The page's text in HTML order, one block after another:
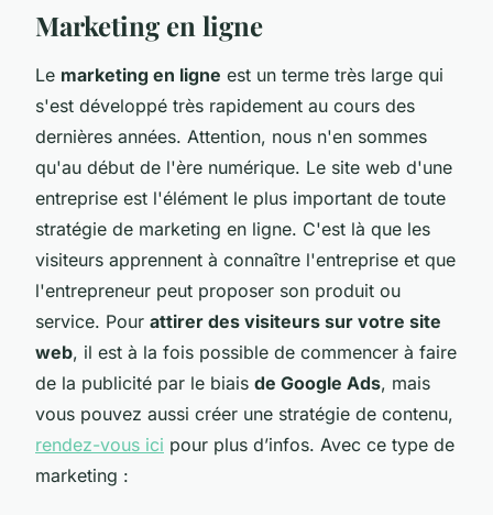
Marketing en ligne
Le marketing en ligne est un terme très large qui
s'est développé très rapidement au cours des
dernières années. Attention, nous n'en sommes
qu'au début de l'ère numérique. Le site web d'une
entreprise est l'élément le plus important de toute
stratégie de marketing en ligne. C'est là que les
visiteurs apprennent à connaître l'entreprise et que
l'entrepreneur peut proposer son produit ou
service. Pour attirer des visiteurs sur votre site
web, il est à la fois possible de commencer à faire
de la publicité par le biais de Google Ads, mais
vous pouvez aussi créer une stratégie de contenu,
rendez-vous ici pour plus d’infos. Avec ce type de
marketing :